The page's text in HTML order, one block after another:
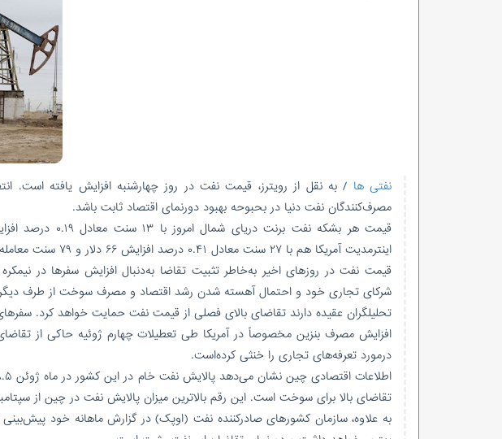
نفتی ها / به نقل از رویترز، قیمت نفت در روز چهارشنبه افزایش یافته است.
مصرف‌کنندگان نفت دنیا در بحبوحه بهبود دورنمای اقتصاد ثابت باشد.
اینترمدیت آمریکا هم با ۲۷ سنت معادل ۰.۴۱ درصد افزایش ۶۶ دلار و ۷۹ سنت معامله می‌شود.
قیمت نفت در روزهای اخیر به‌خاطر تثبیت تقاضا به‌دنبال افزایش سفرها در
شرکای تجاری خود و احتمال آهسته شدن رشد اقتصاد و مصرف سوخت از طرف
تحلیلگران عقیده دارند تقاضای بالای فصلی از قیمت نفت حمایت خواهد کرد.
افزایش مصرف بنزین مخصوصاً در آمریکا طی تعطیلات چهارم ژوئیه حاکی از
درمورد تعرفه‌های تجاری را خنثی کرده‌است.
تقاضای بالا برای سوخت است. این رقم بالاترین میزان پالایش نفت در چین از سپتامبر ۲۰۲۳ را نشان
به علاوه، سازمان کشورهای صادرکننده نفت (اوپک) در گزارش ماهانه خود